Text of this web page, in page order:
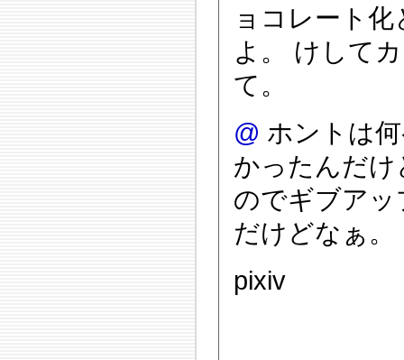
ョコレート
よ。 けして
て。
@ ホントは
かったんだ
のでギブア
だけどなぁ。
pixiv